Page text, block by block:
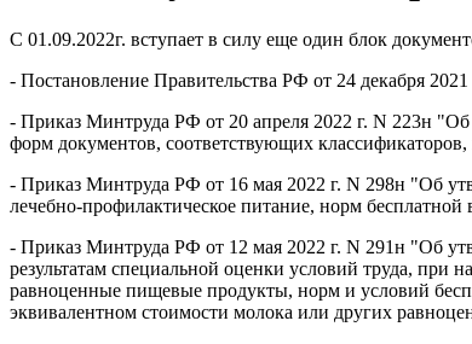
С 01.09.2022г. вступает в силу еще один блок
- Постановление Правительства РФ от 24 декабря
- Приказ Минтруда РФ от 20 апреля 2022 г. N 223н "Об
форм документов, соответствующих
- Приказ Минтруда РФ от 16 мая 2022 г. N 298н "Об
лечебно-профилактическое питание, норм
- Приказ Минтруда РФ от 12 мая 2022 г. N 291н "Об
результатам специальной оценки условий труда,
равноценные пищевые продукты, норм и условий
эквивалентном стоимости молока или других